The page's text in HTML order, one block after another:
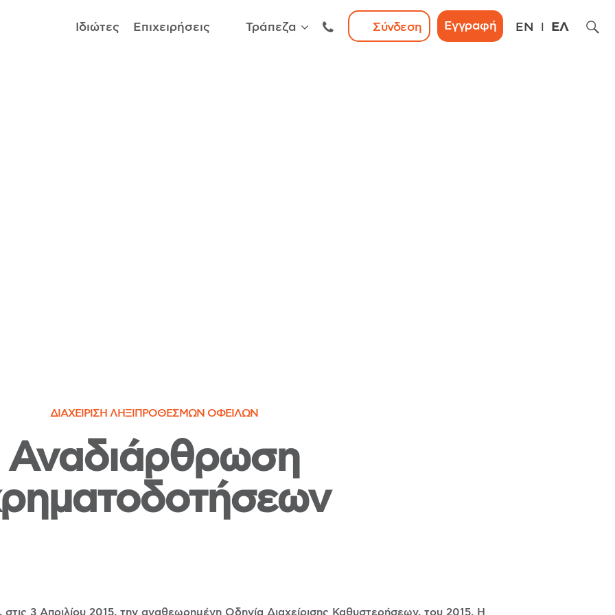
Ιδιώτες Επιχειρήσεις EN ΕΛ
Εγγραφή
Σύνδεση
Τράπεζα
ΔΙΑΧΕΊΡΙΣΗ ΛΗΞΙΠΡΌΘΕΣΜΩΝ ΟΦΕΙΛΏΝ
Αναδιάρθρωση
3 Απριλίου 2015, την αναθεωρημένη Οδηγία Διαχείρισης Καθυστερήσεων, του 2015. Η